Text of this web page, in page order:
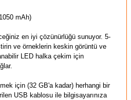
1050 mAh)
en iyi çözünürlüğü sunuyor. 5-
ve örneklerin keskin görüntü ve
LED halka çekim için
.
için (32 GB'a kadar) herhangi bir
USB kablosu ile bilgisayarınıza